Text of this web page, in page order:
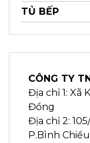
TỦ BẾP
CÔNG TY
Địa chỉ 1: Xã
Đồng
Địa chỉ 2:
P.Bình